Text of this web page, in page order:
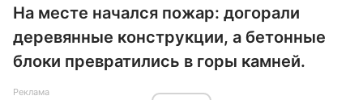
На месте начался пожар: догорали
деревянные конструкции, а бетонные
блоки превратились в горы камней.
Реклама